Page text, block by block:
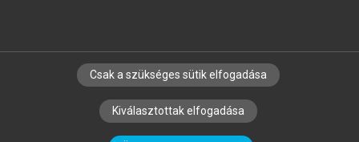
SZERZŐKNEK CÉGEKNEK KÖNYVTÁROSOKNAK
SZERKESZTÉSI ÉS LEKTORÁLÁSI ALAPELVEK
Csak a szükséges sütik elfogadása
Kiválasztottak elfogadása